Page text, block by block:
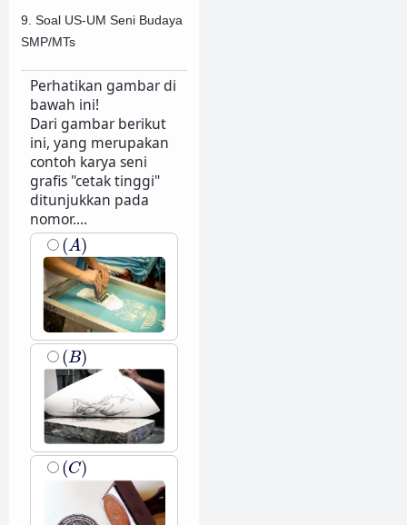
9. Soal US-UM Seni Budaya
SMP/MTs
Perhatikan gambar di
bawah ini!
Dari gambar berikut
ini, yang merupakan
contoh karya seni
grafis "cetak tinggi"
ditunjukkan pada
nomor....
(A)
(A)
(B)
(B)
(C)
(C)